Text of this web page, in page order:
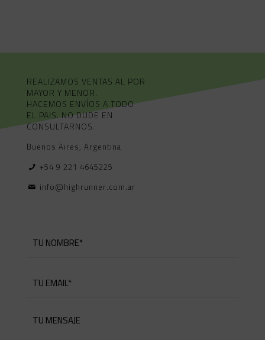
REALIZAMOS VENTAS AL POR
MAYOR Y MENOR.
HACEMOS ENVÍOS A TODO
EL PAIS. NO DUDE EN
CONSULTARNOS.
Buenos Aires, Argentina
+54 9 221 4645225
info@highrunner.com.ar